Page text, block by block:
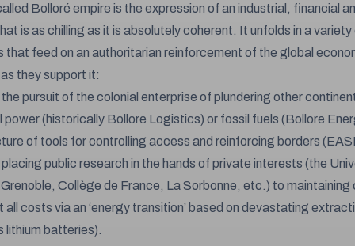
Bolloré empire is the expression of an industrial, financial
is as chilling as it is absolutely coherent. It unfolds in a
that feed on an authoritarian reinforcement of the global
they support it:
pursuit of the colonial enterprise of plundering other
power (historically Bollore Logistics) or fossil fuels (Bollore
of tools for controlling access and reinforcing borders
public research in the hands of private interests (the
Collège de France, La Sorbonne, etc.) to maintaining
costs via an ‘energy transition’ based on devastating
lithium batteries).